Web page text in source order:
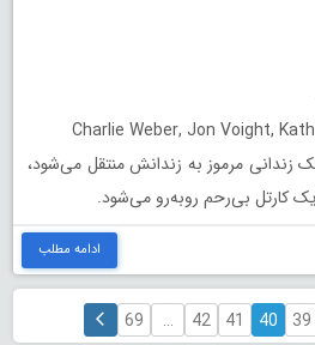
زندانی مرموز به زندانش منتقل می‌شود،
کارتل بی‌رحم روبه‌رو می‌شود.
ادامه مطلب
39
40
41
42
…
69